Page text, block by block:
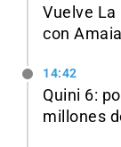
Vuelve La
con
14:42
Quini 6:
millones